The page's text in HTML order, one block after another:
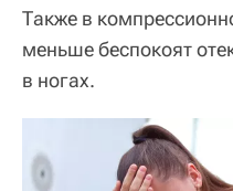
Также в
меньше беспокоят
в ногах.